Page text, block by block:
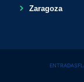
Zaragoza